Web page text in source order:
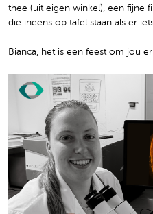
thee (uit eigen winkel), een fijne
die ineens op tafel staan als er
Bianca, het is een feest om jou